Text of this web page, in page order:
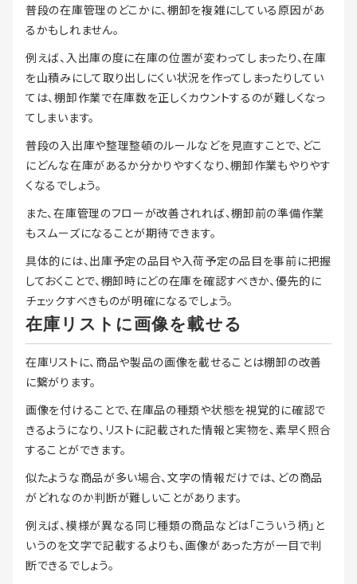
普段の在庫管理のどこかに、棚卸を複雑にしている原因があ
るかもしれません。
例えば、入出庫の度に在庫の位置が変わってしまったり、在庫
を山積みにして取り出しにくい状況を作ってしまったりしてい
ては、棚卸作業で在庫数を正しくカウントするのが難しくなっ
てしまいます。
普段の入出庫や整理整頓のルールなどを見直すことで、どこ
にどんな在庫があるか分かりやすくなり、棚卸作業もやりやす
くなるでしょう。
また、在庫管理のフローが改善されれば、棚卸前の準備作業
もスムーズになることが期待できます。
具体的には、出庫予定の品目や入荷予定の品目を事前に把握
しておくことで、棚卸時にどの在庫を確認すべきか、優先的に
チェックすべきものが明確になるでしょう。
在庫リストに画像を載せる
在庫リストに、商品や製品の画像を載せることは棚卸の改善
に繋がります。
画像を付けることで、在庫品の種類や状態を視覚的に確認で
きるようになり、リストに記載された情報と実物を、素早く照合
することができます。
似たような商品が多い場合、文字の情報だけでは、どの商品
がどれなのか判断が難しいことがあります。
例えば、模様が異なる同じ種類の商品などは「こういう柄」と
いうのを文字で記載するよりも、画像があった方が一目で判
断できるでしょう。